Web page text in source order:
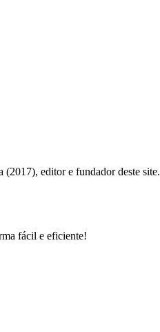
(2017), editor e fundador deste site.
fácil e eficiente!